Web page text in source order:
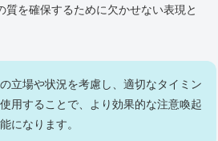
質を確保するために欠かせない表現と
立場や状況を考慮し、適切なタイミン
用することで、より効果的な注意喚起
になります。